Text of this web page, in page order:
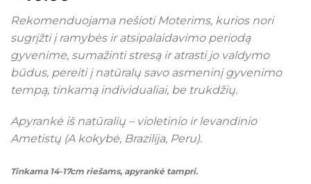
Rekomenduojama nešioti Moterims, kurios nori
sugrįžti į ramybės ir atsipalaidavimo periodą
gyvenime, sumažinti stresą ir atrasti jo valdymo
būdus, pereiti į natūralų savo asmeninį gyvenimo
tempą, tinkamą individualiai, be trukdžių.
Apyrankė iš natūralių – violetinio ir levandinio
Ametistų (A kokybė, Brazilija, Peru).
Tinkama 14-17cm riešams, apyrankė tampri.